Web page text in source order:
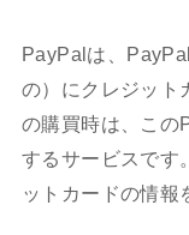
PayPalは、
の）にクレジット
の購買時は、この
するサービスです
ットカードの情報